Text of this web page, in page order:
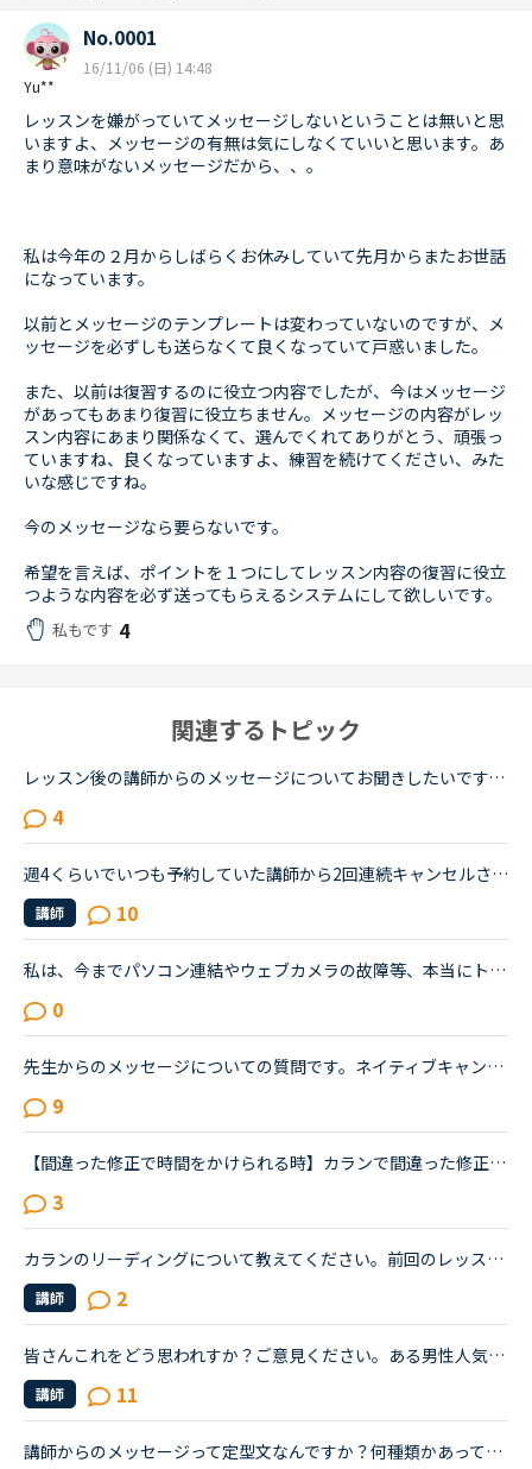
Yu**
No.0001
16/11/06 (日) 14:48
レッスンを嫌がっていてメッセージしないということは無いと思
いますよ、メッセージの有無は気にしなくていいと思います。あ
まり意味がないメッセージだから、、。
私は今年の２月からしばらくお休みしていて先月からまたお世話
になっています。
以前とメッセージのテンプレートは変わっていないのですが、メ
ッセージを必ずしも送らなくて良くなっていて戸惑いました。
また、以前は復習するのに役立つ内容でしたが、今はメッセージ
があってもあまり復習に役立ちません。メッセージの内容がレッ
スン内容にあまり関係なくて、選んでくれてありがとう、頑張っ
ていますね、良くなっていますよ、練習を続けてください、みた
いな感じですね。
今のメッセージなら要らないです。
希望を言えば、ポイントを１つにしてレッスン内容の復習に役立
つような内容を必ず送ってもらえるシステムにして欲しいです。
私もです 4
関連するトピック
レッスン後の講師からのメッセージについてお聞きしたいです。フィリピン以外の国(もちろん在宅)で、いつも定型文をコピペして送ってくる先生がいます。カウンセリングでお勧めされた先生で、何度か受講しました...
4
週4くらいでいつも予約していた講師から2回連続キャンセルされました。その先生はとても教えるのがうまいので評価もよく、ファンもついている感じですが、予約自体はほぼ私だけが一日一回いれている感じです。ご...
講師 10
私は、今までパソコン連結やウェブカメラの故障等、本当にトラブルがいっぱいで・・・でも、ネイティブキャンプの方々から、たった一度も気分の悪い対応を受けたことがありません。買ったばかりのウェブカメラ故...
0
先生からのメッセージについての質問です。ネイティブキャンプを初めて約1か月、初心者ながら先生との楽しいレッスンのおかげで毎日続けることができています。レッスン終了後、メッセージをくれない先生が今のと...
9
【間違った修正で時間をかけられる時】カランで間違った修正で時間をかけられると複雑な気持ちになります。たまに受ける先生がいます。いつもとても丁寧に修正してくれます。arrangedの最後の音は[t]と直されまし...
3
カランのリーディングについて教えてください。前回のレッスンでどこまで終わったかはメッセージに残されていますが、生徒が読めるメッセージと、講師側が読めるメッセージは違うのでしょうか？おそらく、講師側...
講師 2
皆さんこれをどう思われすか？ご意見ください。ある男性人気講師(予約時間に開けても既に埋まっていて予約が取れないほど人気)をやっとの思いで新しい機能(キャンセル待ち)のおかげでとることができて、受けまし...
講師 11
講師からのメッセージって定型文なんですか？何種類かあってそれをチョイスして送信してるんですかねえ？たまにレッスンに関係ないようなものだったりで自分の言葉でメッセージしないんでしょうか？義務的な温か...